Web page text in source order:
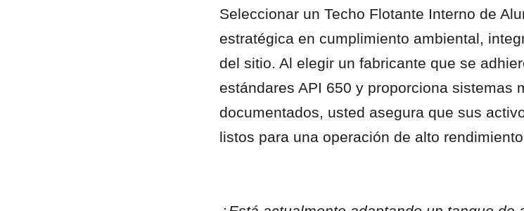
Seleccionar un Techo Flotante Interno de
estratégica en cumplimiento ambiental,
del sitio. Al elegir un fabricante que se
estándares API 650 y proporciona sistemas
documentados, usted asegura que sus
listos para una operación de alto